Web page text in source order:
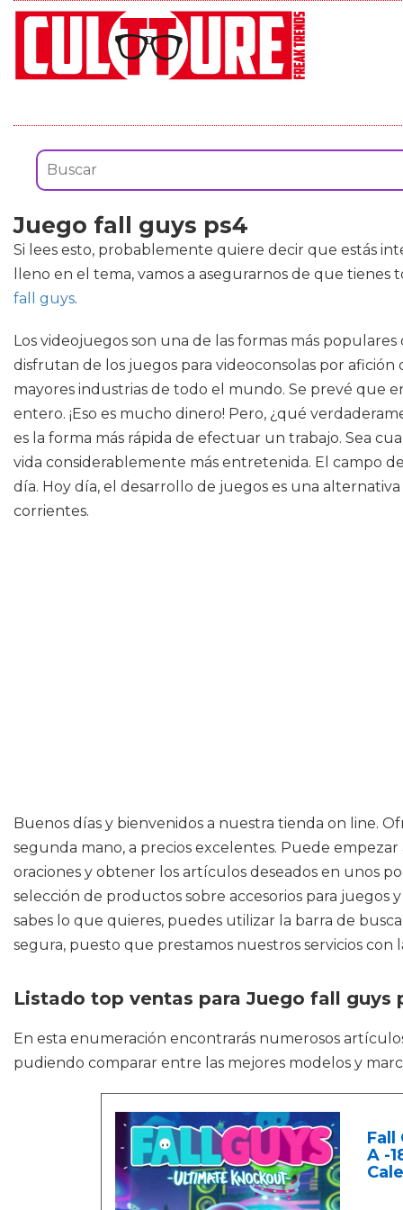
Juego fall guys ps4
Si lees esto, probablemente quiere decir que estás
lleno en el tema, vamos a asegurarnos de que
fall guys.
Los videojuegos son una de las formas más
disfrutan de los juegos para videoconsolas por
mayores industrias de todo el mundo. Se prevé que
entero. ¡Eso es mucho dinero! Pero, ¿qué
es la forma más rápida de efectuar un trabajo. Sea
vida considerablemente más entretenida. El campo
día. Hoy día, el desarrollo de juegos es una
corrientes.
Buenos días y bienvenidos a nuestra tienda on line.
segunda mano, a precios excelentes. Puede
oraciones y obtener los artículos deseados en unos
selección de productos sobre accesorios para juegos
sabes lo que quieres, puedes utilizar la barra de
segura, puesto que prestamos nuestros servicios con
Listado top ventas para Juego fall guys
En esta enumeración encontrarás numerosos
pudiendo comparar entre las mejores modelos y
Fall
A -